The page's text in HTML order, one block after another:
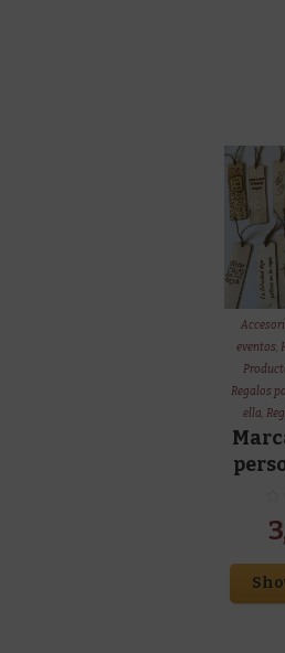
eventos,
Regalos
ella,